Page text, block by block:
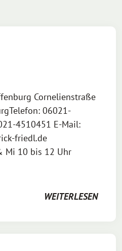
Cornelienstraße
06021-
4510451 E-Mail:
friedl.de
Mi 10 bis 12 Uhr
WEITERLESEN